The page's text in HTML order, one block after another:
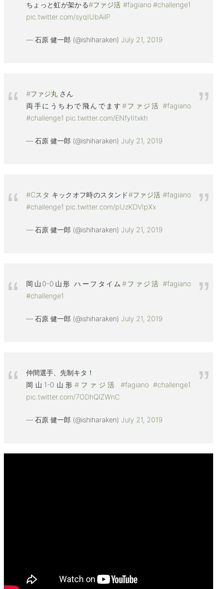
ちょっと虹が架かる#ファジ活 #fagiano #challenge1
pic.twitter.com/syqIUbAilP
— 石原 健一郎 (@ishiharaken)July 21, 2019
#ファジ丸 さん
両手にうちわで飛んでます #ファジ活 #fagiano
#challenge1 pic.twitter.com/ENfyIItxkh
— 石原 健一郎 (@ishiharaken)July 21, 2019
#Cスタ キックオフ時のスタンド#ファジ活 #fagiano
#challenge1 pic.twitter.com/pUzKDVIpXx
— 石原 健一郎 (@ishiharaken)July 21, 2019
岡山0-0山形 ハーフタイム #ファジ活 #fagiano
#challenge1
— 石原 健一郎 (@ishiharaken)July 21, 2019
仲間選手、先制キタ！
岡山1-0山形 #ファジ活 #fagiano #challenge1
pic.twitter.com/7ODhQlZWnC
— 石原 健一郎 (@ishiharaken)July 21, 2019